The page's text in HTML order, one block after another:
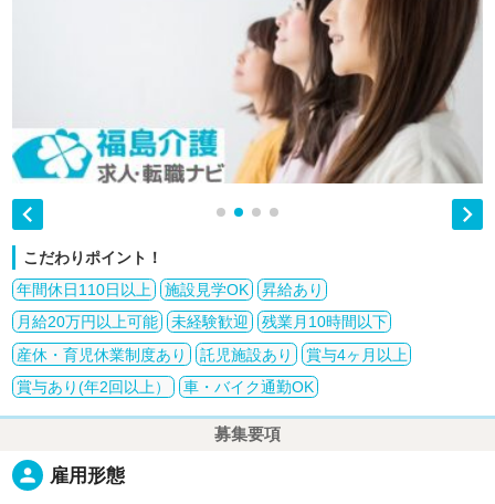
 
こだわりポイント！
年間休日110日以上
施設見学OK
昇給あり
月給20万円以上可能
未経験歓迎
残業月10時間以下
産休・育児休業制度あり
託児施設あり
賞与4ヶ月以上
賞与あり(年2回以上）
車・バイク通勤OK
募集要項
person 雇用形態